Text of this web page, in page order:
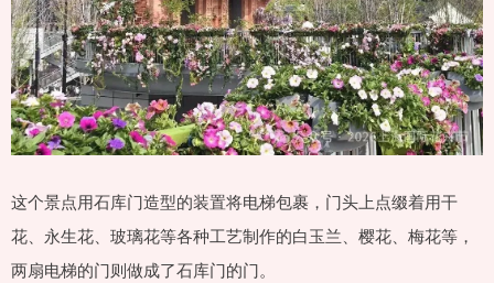
这个景点用石库门造型的装置将电梯包裹，门头上点缀着用干
花、永生花、玻璃花等各种工艺制作的白玉兰、樱花、梅花等，
两扇电梯的门则做成了石库门的门。